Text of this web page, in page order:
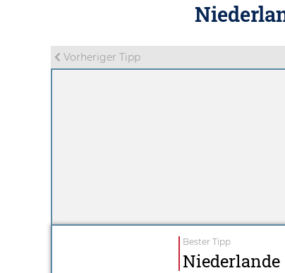
Vorheriger Tipp
Bester Tipp
Niederlande